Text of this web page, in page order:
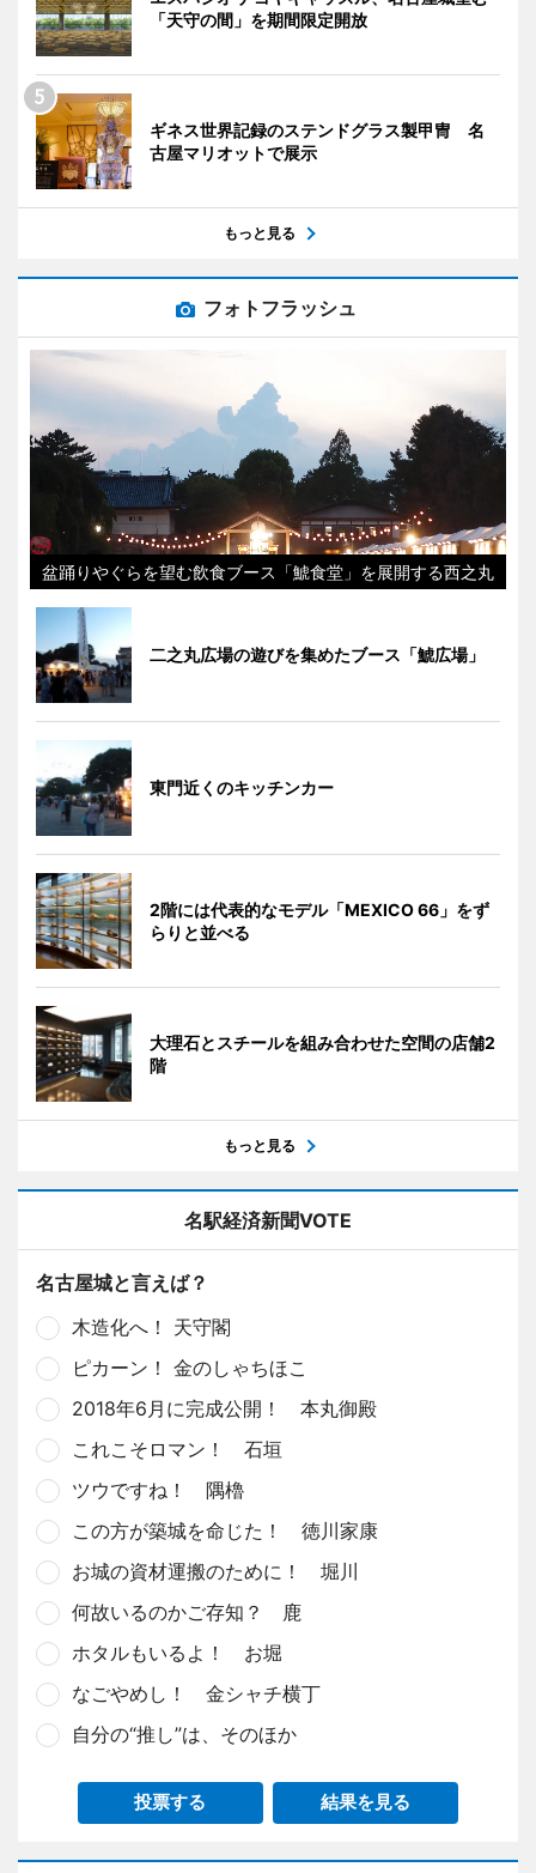
「天守の間」を期間限定開放
ギネス世界記録のステンドグラス製甲冑 名
古屋マリオットで展示
もっと見る
フォトフラッシュ
盆踊りやぐらを望む飲食ブース「鯱食堂」を展開する西之丸
二之丸広場の遊びを集めたブース「鯱広場」
東門近くのキッチンカー
2階には代表的なモデル「MEXICO 66」をず
らりと並べる
大理石とスチールを組み合わせた空間の店舗2
階
もっと見る
名駅経済新聞VOTE
名古屋城と言えば？
木造化へ！ 天守閣
ピカーン！ 金のしゃちほこ
2018年6月に完成公開！ 本丸御殿
これこそロマン！ 石垣
ツウですね！ 隅櫓
この方が築城を命じた！ 徳川家康
お城の資材運搬のために！ 堀川
何故いるのかご存知？ 鹿
ホタルもいるよ！ お堀
なごやめし！ 金シャチ横丁
自分の“推し”は、そのほか
投票する 結果を見る